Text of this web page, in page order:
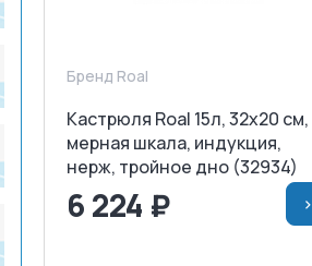
Бренд Roal
Кастрюля Roal 15л, 32х20 см,
мерная шкала, индукция,
нерж, тройное дно (32934)
6 224 ₽ >